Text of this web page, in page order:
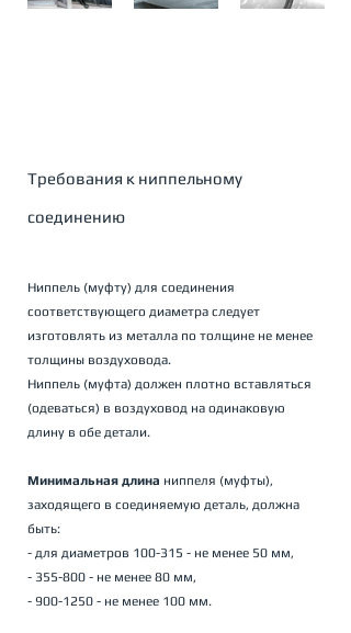
Требования к ниппельному
соединению
Ниппель (муфту) для соединения
соответствующего диаметра следует
изготовлять из металла по толщине не менее
толщины воздуховода.
Ниппель (муфта) должен плотно вставляться
(одеваться) в воздуховод на одинаковую
длину в обе детали.
Минимальная длина ниппеля (муфты),
заходящего в соединяемую деталь, должна
быть:
- для диаметров 100-315 - не менее 50 мм,
- 355-800 - не менее 80 мм,
- 900-1250 - не менее 100 мм.